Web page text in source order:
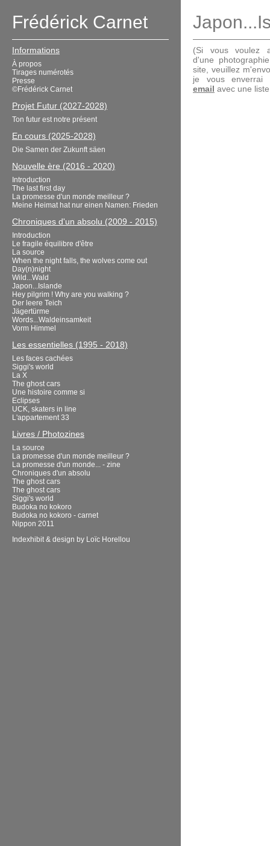
Frédérick Carnet
Informations
À propos
Tirages numérotés
Presse
©Frédérick Carnet
Projet Futur (2027-2028)
Ton futur est notre présent
En cours (2025-2028)
Die Samen der Zukunft säen
Nouvelle ère (2016 - 2020)
Introduction
The last first day
La promesse d'un monde meilleur ?
Meine Heimat hat nur einen Namen: Frieden
Chroniques d'un absolu (2009 - 2015)
Introduction
Le fragile équilibre d'être
La source
When the night falls, the wolves come out
Day(n)night
Wild...Wald
Japon...Islande
Hey pilgrim ! Why are you walking ?
Der leere Teich
Jägertürme
Words...Waldeinsamkeit
Vorm Himmel
Les essentielles (1995 - 2018)
Les faces cachées
Siggi's world
La X
The ghost cars
Une histoire comme si
Eclipses
UCK, skaters in line
L'appartement 33
Livres / Photozines
La source
La promesse d'un monde meilleur ?
La promesse d'un monde... - zine
Chroniques d'un absolu
The ghost cars
The ghost cars
Siggi's world
Budoka no kokoro
Budoka no kokoro - carnet
Nippon 2011
Indexhibit& design by Loïc Horellou
(Si vous voulez
d'une
site, veuillez
je vous enverrai
email avec une